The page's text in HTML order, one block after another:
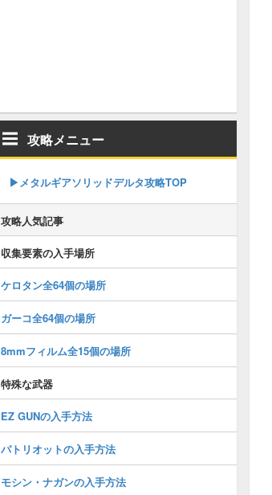
攻略メニュー
▶︎メタルギアソリッドデルタ攻略TOP
攻略人気記事
収集要素の入手場所
ケロタン全64個の場所
ガーコ全64個の場所
8mmフィルム全15個の場所
特殊な武器
EZ GUNの入手方法
パトリオットの入手方法
モシン・ナガンの入手方法